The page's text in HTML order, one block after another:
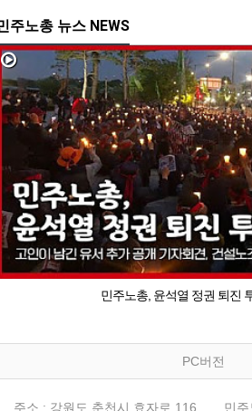
주노총 뉴스 NEWS
민주노총, 윤석열 정권 퇴진
PC버전
주소 : 강원도 춘천시 효자로 116 민